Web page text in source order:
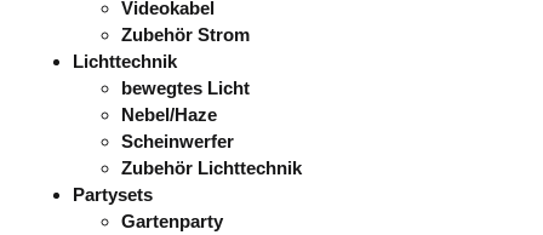
Videokabel
Zubehör Strom
Lichttechnik
bewegtes Licht
Nebel/Haze
Scheinwerfer
Zubehör Lichttechnik
Partysets
Gartenparty